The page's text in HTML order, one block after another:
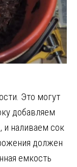
Это могут
добавляем
и наливаем сок
должен
емкость